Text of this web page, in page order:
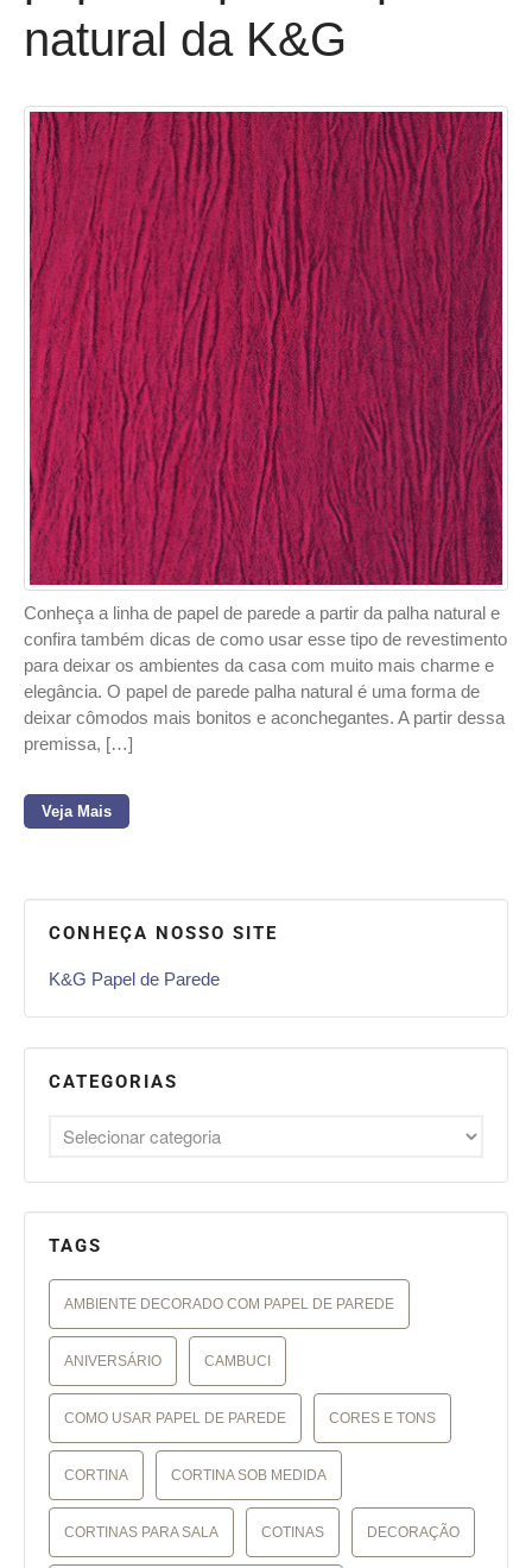
natural da K&G
Conheça a linha de papel de parede a partir da palha natural e
confira também dicas de como usar esse tipo de revestimento
para deixar os ambientes da casa com muito mais charme e
elegância. O papel de parede palha natural é uma forma de
deixar cômodos mais bonitos e aconchegantes. A partir dessa
premissa, […]
Veja Mais
CONHEÇA NOSSO SITE
K&G Papel de Parede
CATEGORIAS
TAGS
AMBIENTE DECORADO COM PAPEL DE PAREDE
ANIVERSÁRIO CAMBUCI
COMO USAR PAPEL DE PAREDE CORES E TONS
CORTINA CORTINA SOB MEDIDA
CORTINAS PARA SALA COTINAS DECORAÇÃO